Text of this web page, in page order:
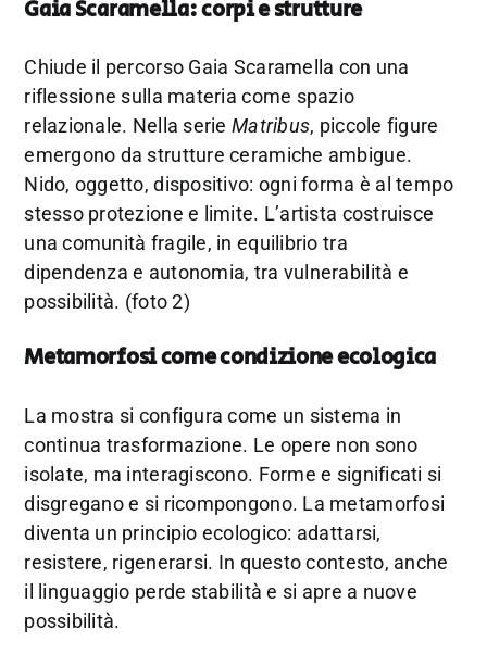
Gaia Scaramella: corpi e strutture
Chiude il percorso Gaia Scaramella con una
riflessione sulla materia come spazio
relazionale. Nella serieMatribus, piccole figure
emergono da strutture ceramiche ambigue.
Nido, oggetto, dispositivo: ogni forma è al tempo
stesso protezione e limite. L’artista costruisce
una comunità fragile, in equilibrio tra
dipendenza e autonomia, tra vulnerabilità e
possibilità. (foto 2)
Metamorfosi come condizione ecologica
La mostra si configura come un sistema in
continua trasformazione. Le opere non sono
isolate, ma interagiscono. Forme e significati si
disgregano e si ricompongono. La metamorfosi
diventa un principio ecologico: adattarsi,
resistere, rigenerarsi. In questo contesto, anche
il linguaggio perde stabilità e si apre a nuove
possibilità.